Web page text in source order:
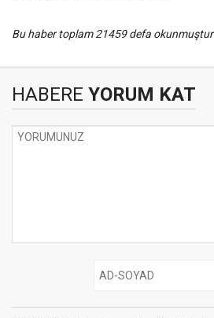
Bu haber toplam 21459 defa okunmuştur
HABERE YORUM KAT